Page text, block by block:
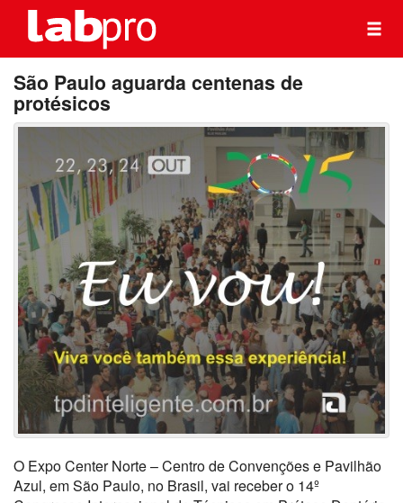
São Paulo aguarda centenas de
protésicos
O Expo Center Norte – Centro de Convenções e Pavilhão
Azul, em São Paulo, no Brasil, vai receber o 14º